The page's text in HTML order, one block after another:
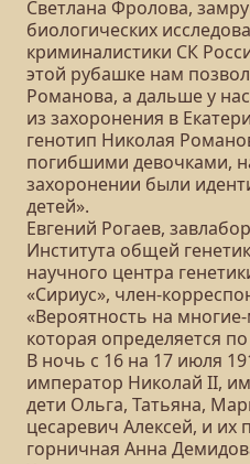
Светлана Фролова,
биологических
криминалистики СК
этой рубашке нам
Романова, а дальше у
из захоронения в
генотип Николая
погибшими девочками,
захоронении были
детей».
Евгений Рогаев,
Института общей
научного центра
«Сириус», член-
«Вероятность на
которая определяется
В ночь с 16 на 17 июля
император Николай II,
дети Ольга, Татьяна,
цесаревич Алексей, и
горничная Анна